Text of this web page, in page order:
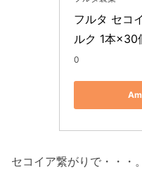
フルタ セコ
ルク 1本×30
0
セコイア繋がりで・・・。